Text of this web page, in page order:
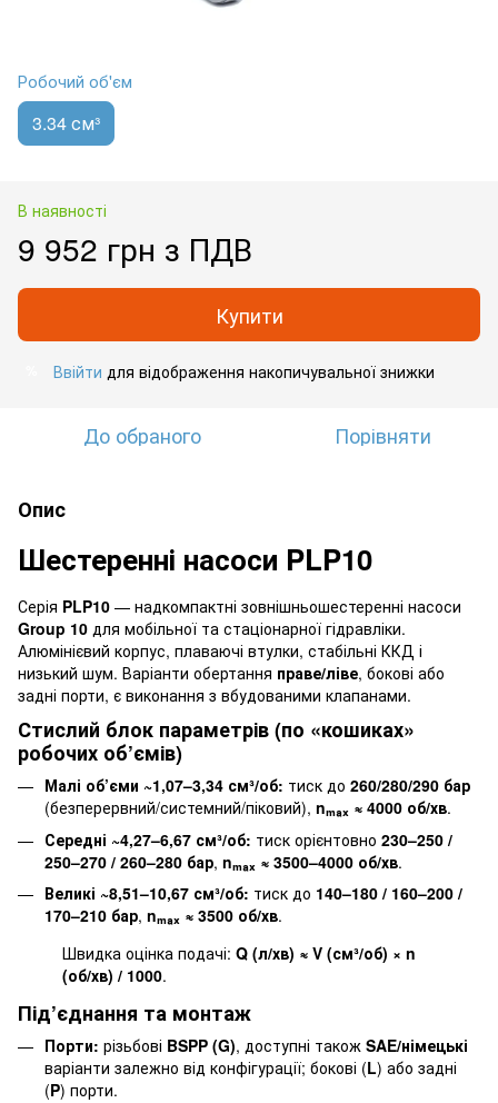
Робочий об'єм
3.34 см³
В наявності
9 952 грн з ПДВ
Купити
Ввійти для відображення накопичувальної знижки
До обраного Порівняти
Опис
Шестеренні насоси PLP10
Серія PLP10 — надкомпактні зовнішньошестеренні насоси
Group 10 для мобільної та стаціонарної гідравліки.
Алюмінієвий корпус, плаваючі втулки, стабільні ККД і
низький шум. Варіанти обертання праве/ліве, бокові або
задні порти, є виконання з вбудованими клапанами.
Стислий блок параметрів (по «кошиках»
робочих об’ємів)
Малі об’єми ~1,07–3,34 см³/об: тиск до 260/280/290 бар
(безперервний/системний/піковий), nₘₐₓ ≈ 4000 об/хв.
Середні ~4,27–6,67 см³/об: тиск орієнтовно 230–250 /
250–270 / 260–280 бар, nₘₐₓ ≈ 3500–4000 об/хв.
Великі ~8,51–10,67 см³/об: тиск до 140–180 / 160–200 /
170–210 бар, nₘₐₓ ≈ 3500 об/хв.
Швидка оцінка подачі: Q (л/хв) ≈ V (см³/об) × n
(об/хв) / 1000.
Під’єднання та монтаж
Порти: різьбові BSPP (G), доступні також SAE/німецькі
варіанти залежно від конфігурації; бокові (L) або задні
(P) порти.